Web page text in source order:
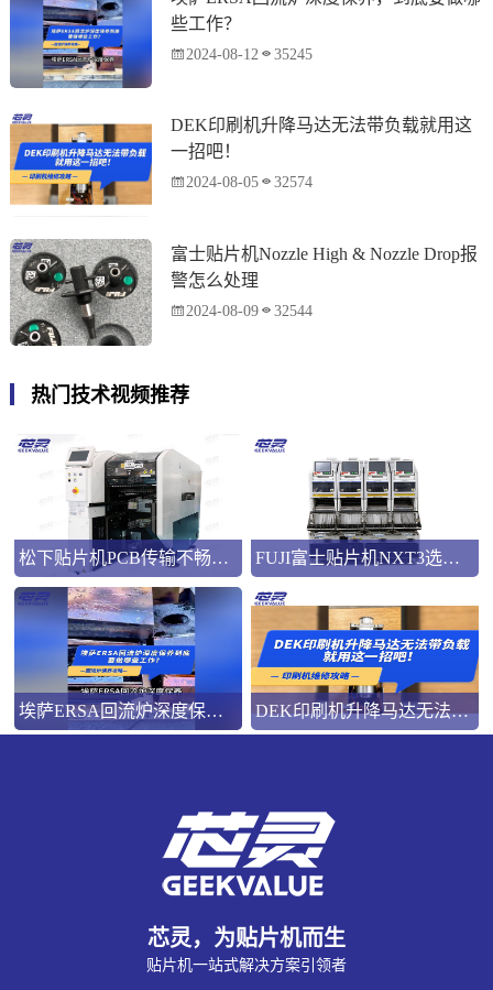
些工作？
2024-08-12 35245
DEK印刷机升降马达无法带负载就用这
一招吧！
2024-08-05 32574
富士贴片机Nozzle High & Nozzle Drop报
警怎么处理
2024-08-09 32544
热门技术视频推荐
松下贴片机PCB传输不畅的原因与处理方法 FUJI富士贴片机NXT3选M3 III还是M6三代机？看完这篇告别纠结！
埃萨ERSA回流炉深度保养，到底要做哪些工作？ DEK印刷机升降马达无法带负载就用这一招吧！
芯灵，为贴片机而生
贴片机一站式解决方案引领者